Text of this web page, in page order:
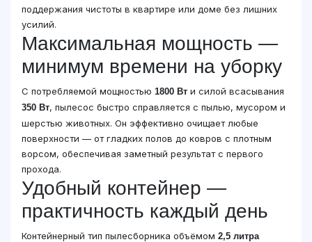
поддержания чистоты в квартире или доме без лишних
усилий.
Максимальная мощность —
минимум времени на уборку
С потребляемой мощностью 1800 Вт и силой всасывания
350 Вт, пылесос быстро справляется с пылью, мусором и
шерстью животных. Он эффективно очищает любые
поверхности — от гладких полов до ковров с плотным
ворсом, обеспечивая заметный результат с первого
прохода.
Удобный контейнер —
практичность каждый день
Контейнерный тип пылесборника объёмом 2,5 литра